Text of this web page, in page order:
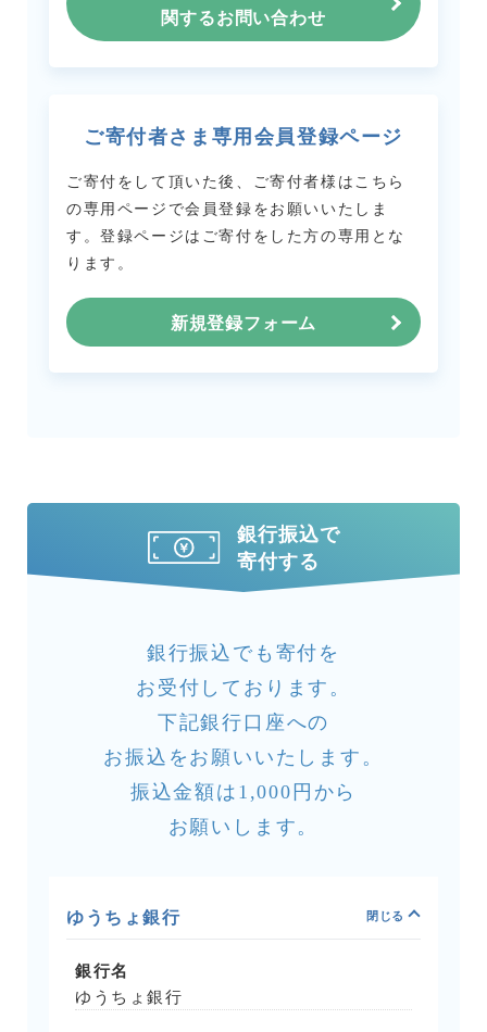
関するお問い合わせ
ご寄付者さま専用会員登録ページ
ご寄付をして頂いた後、ご寄付者様はこちら
の専用ページで会員登録をお願いいたしま
す。登録ページはご寄付をした方の専用とな
ります。
新規登録フォーム
銀行振込で
寄付する
銀行振込でも寄付を
お受付しております。
下記銀行口座への
お振込をお願いいたします。
振込金額は1,000円から
お願いします。
ゆうちょ銀行
銀行名
ゆうちょ銀行